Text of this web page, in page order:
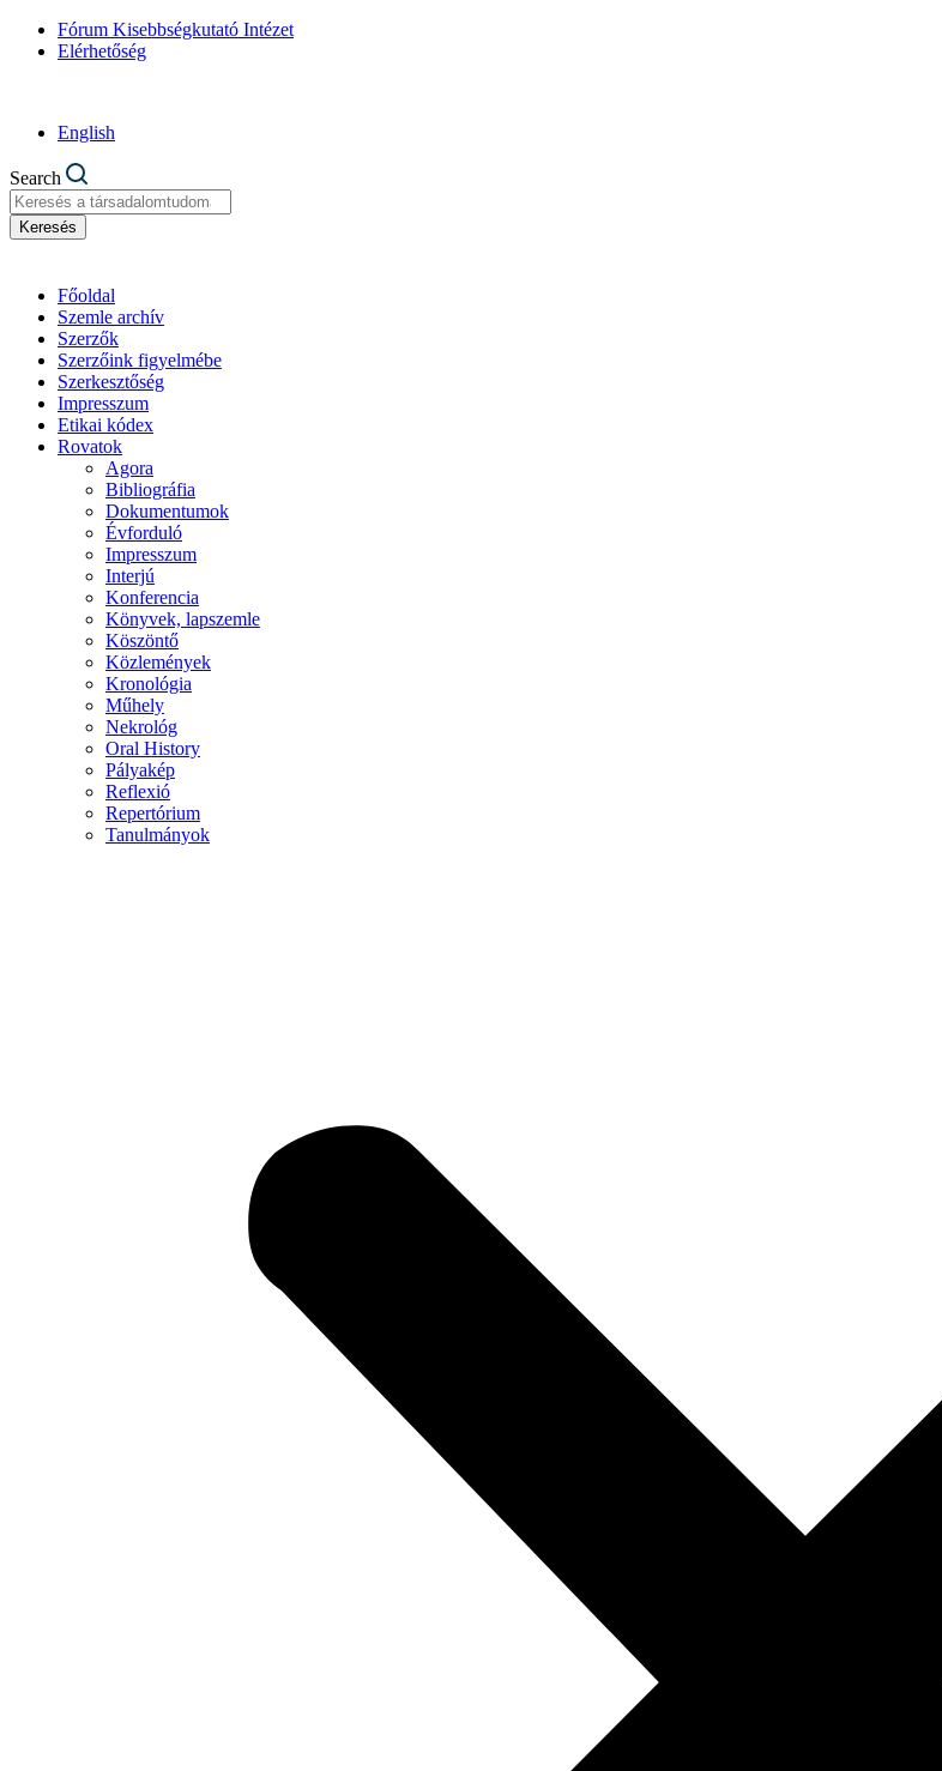
Fórum Kisebbségkutató Intézet
Elérhetőség
English
Search
Keresés
Főoldal
Szemle archív
Szerzők
Szerzőink figyelmébe
Szerkesztőség
Impresszum
Etikai kódex
Rovatok
Agora
Bibliográfia
Dokumentumok
Évforduló
Impresszum
Interjú
Konferencia
Könyvek, lapszemle
Köszöntő
Közlemények
Kronológia
Műhely
Nekrológ
Oral History
Pályakép
Reflexió
Repertórium
Tanulmányok